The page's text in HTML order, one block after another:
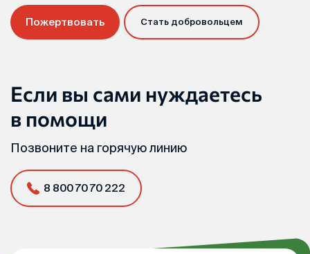
Пожертвовать Стать добровольцем
Если вы сами нуждаетесь
в помощи
Позвоните на горячую линию
8 800 70 70 222